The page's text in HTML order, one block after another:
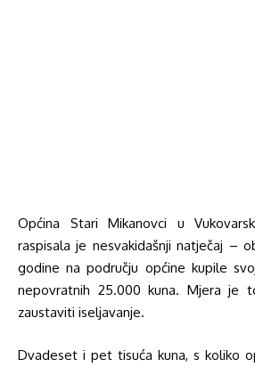
Općina Stari Mikanovci u
raspisala je nesvakidašnji natječaj –
godine na području općine kupile
nepovratnih 25.000 kuna. Mjera je
zaustaviti iseljavanje.
Dvadeset i pet tisuća kuna, s koliko